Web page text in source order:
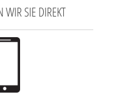
WIR SIE DIREKT